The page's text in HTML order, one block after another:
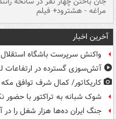
مراغه - هشترود+ فیلم
آخرین اخبار
واکنش سرپرست باشگاه استقلال
آتش‌سوزی گسترده در ارتفاعات
کاریکاتور/ کمال شرف توافق
شوک شبانه به تراکتور با حضور
جنگ ایران ده‌ها هزار شغل را در